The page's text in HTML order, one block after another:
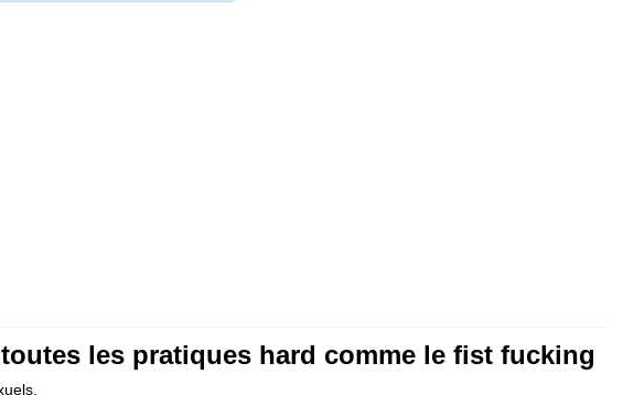
les pratiques hard comme le fist fucking